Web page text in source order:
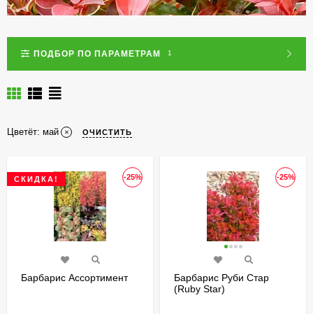
ПОДБОР ПО ПАРАМЕТРАМ 1
Цветёт: май ОЧИСТИТЬ
-25%
СКИДКА!
Барбарис Ассортимент
-25%
Барбарис Руби Стар
(Ruby Star)